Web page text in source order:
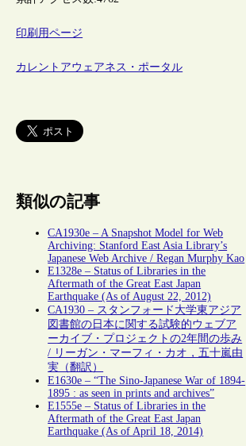
印刷用ページ
カレントアウェアネス・ポータル
類似の記事
CA1930e – A Snapshot Model for Web
Archiving: Stanford East Asia Library’s
Japanese Web Archive / Regan Murphy Kao
E1328e – Status of Libraries in the
Aftermath of the Great East Japan
Earthquake (As of August 22, 2012)
CA1930 – スタンフォード大学東アジア
図書館の日本に関する試験的ウェブア
ーカイブ・プロジェクトの2年間の歩み
/ リーガン・マーフィ・カオ，五十嵐由
実（翻訳）
E1630e – “The Sino-Japanese War of 1894-
1895 : as seen in prints and archives”
E1555e – Status of Libraries in the
Aftermath of the Great East Japan
Earthquake (As of April 18, 2014)